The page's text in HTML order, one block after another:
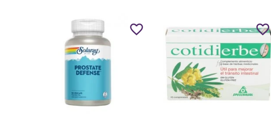
favorite_border favorite_border